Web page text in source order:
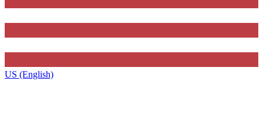
US (English)